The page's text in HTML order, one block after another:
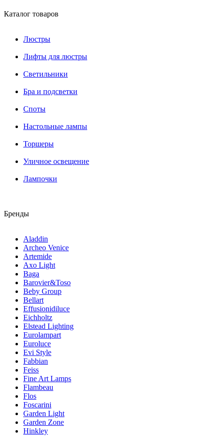
Каталог товаров
Люстры
Лифты для люстры
Светильники
Бра и подсветки
Споты
Настольные лампы
Торшеры
Уличное освещение
Лампочки
Бренды
Aladdin
Archeo Venice
Artemide
Axo Light
Baga
Barovier&Toso
Beby Group
Bellart
Effusionidiluce
Eichholtz
Elstead Lighting
Eurolampart
Euroluce
Evi Style
Fabbian
Feiss
Fine Art Lamps
Flambeau
Flos
Foscarini
Garden Light
Garden Zone
Hinkley